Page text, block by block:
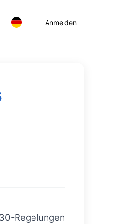
Anmelden
Regelungen